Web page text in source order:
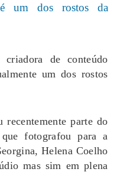
é um dos rostos da
criadora de conteúdo
um dos rostos
parte do
fotografou para a
Helena Coelho
mas sim em plena